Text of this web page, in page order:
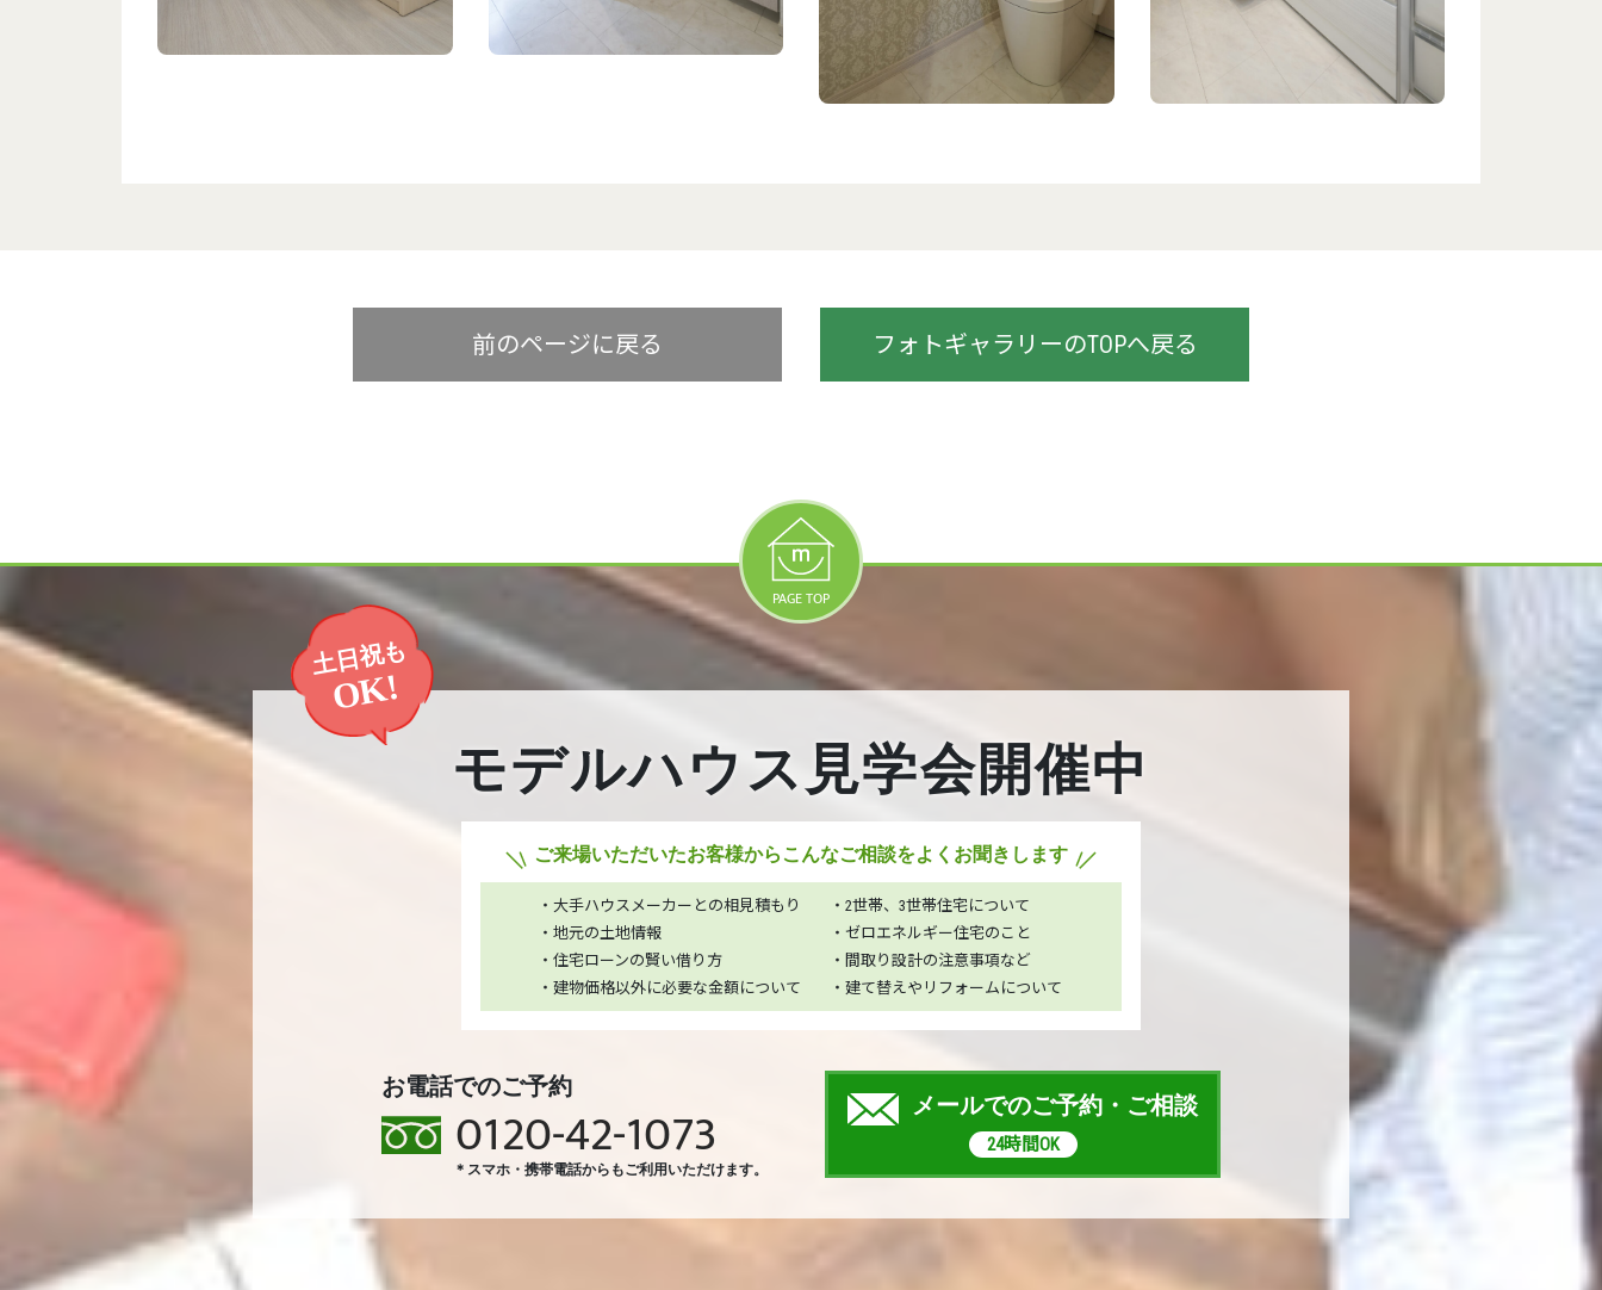
前のページに戻る フォトギャラリーのTOPへ戻る
PAGE TOP
土日祝も
OK!
モデルハウス見学会開催中
ご来場いただいたお客様から こんなご相談をよくお聞きします
・大手ハウスメーカーとの相見積もり
・2世帯、3世帯住宅について
・地元の土地情報
・ゼロエネルギー住宅のこと
・住宅ローンの賢い借り方
・間取り設計の注意事項など
・建物価格以外に必要な金額について
・建て替えやリフォームについて
お電話でのご予約
0120-42-1073
＊スマホ・携帯電話からもご利用いただけます。
メールでのご予約・ご相談
24時間OK